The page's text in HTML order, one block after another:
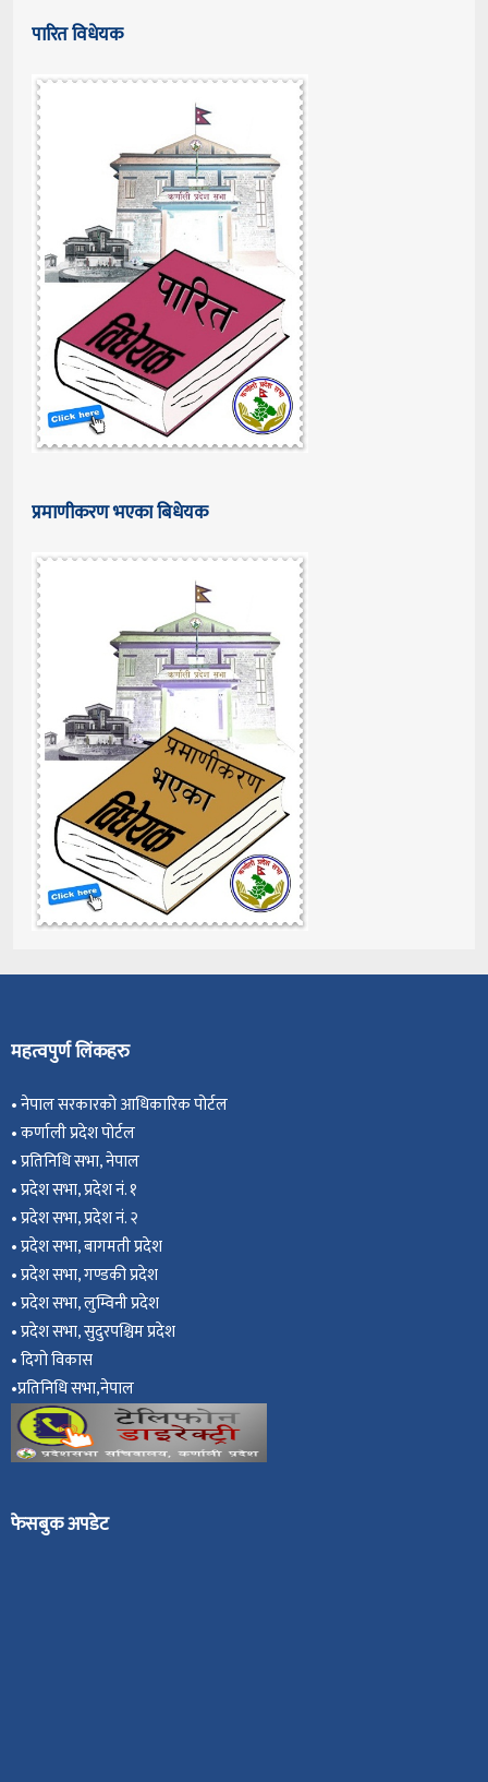
पारित विधेयक
प्रमाणीकरण भएका बिधेयक
महत्वपुर्ण लिंकहरु
•नेपाल सरकारको आधिकारिक पोर्टल
•कर्णाली प्रदेश पोर्टल
•प्रतिनिधि सभा, नेपाल
•प्रदेश सभा, प्रदेश नं. १
•प्रदेश सभा, प्रदेश नं. २
•प्रदेश सभा, बागमती प्रदेश
•प्रदेश सभा, गण्डकी प्रदेश
•प्रदेश सभा, लुम्विनी प्रदेश
•प्रदेश सभा, सुदुरपश्चिम प्रदेश
•दिगो विकास
•प्रतिनिधि सभा,नेपाल
फेसबुक अपडेट